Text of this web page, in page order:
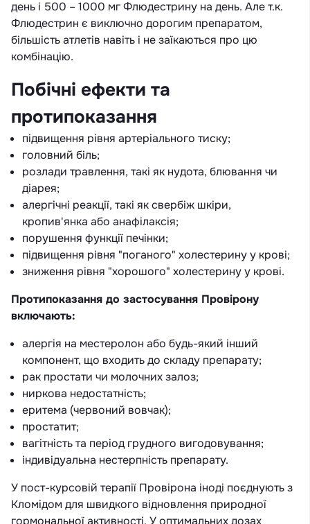
день і 500 – 1000 мг Флюдестрину на день. Але т.к.
Флюдестрин є виключно дорогим препаратом,
більшість атлетів навіть і не заїкаються про цю
комбінацію.
Побічні ефекти та
протипоказання
підвищення рівня артеріального тиску;
головний біль;
розлади травлення, такі як нудота, блювання чи
діарея;
алергічні реакції, такі як свербіж шкіри,
кропив'янка або анафілаксія;
порушення функції печінки;
підвищення рівня "поганого" холестерину у крові;
зниження рівня "хорошого" холестерину у крові.
Протипоказання до застосування Провірону
включають:
алергія на местеролон або будь-який інший
компонент, що входить до складу препарату;
рак простати чи молочних залоз;
ниркова недостатність;
еритема (червоний вовчак);
простатит;
вагітність та період грудного вигодовування;
індивідуальна нестерпність препарату.
У пост-курсовій терапії Провірона іноді поєднують з
Кломідом для швидкого відновлення природної
гормональної активності. У оптимальних дозах